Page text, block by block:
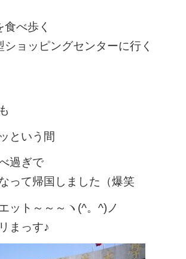
べ歩く
ョッピングセンターに行く
という間
過ぎで
って帰国しました（爆笑
ット～～～ヽ(^。^)ノ
まっす♪